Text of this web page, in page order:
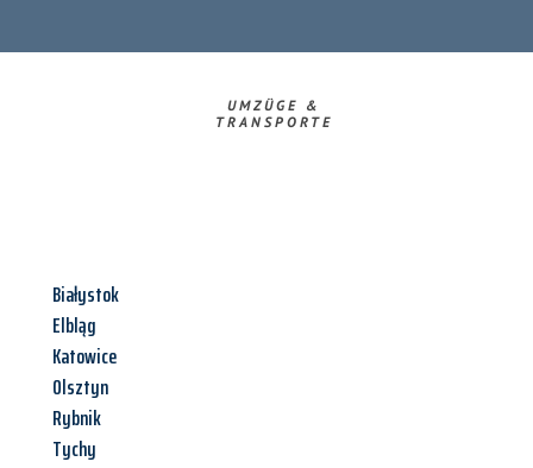
UMZÜGE &
TRANSPORTE
Białystok
Elbląg
Katowice
Olsztyn
Rybnik
Tychy